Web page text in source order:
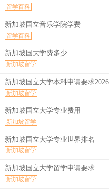
留学百科
新加坡国立音乐学院学费
留学百科
新加坡国大学费多少
新加坡留学
新加坡国立大学本科申请要求2026
新加坡留学
新加坡国立大学专业费用
新加坡留学
新加坡国立大学专业世界排名
新加坡留学
新加坡国立大学留学申请要求
新加坡留学